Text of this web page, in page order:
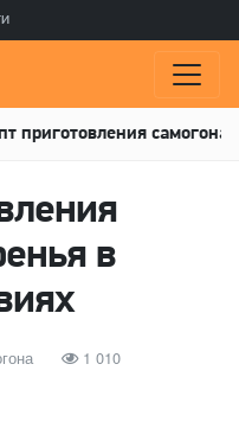
приготовления
в
1 010